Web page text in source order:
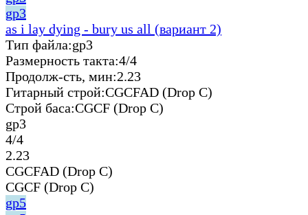
gp3
as i lay dying - bury us all (вариант 2)
Тип файла:gp3
Размерность такта:4/4
Продолж-сть, мин:2.23
Гитарный строй:CGCFAD (Drop C)
Строй баса:CGCF (Drop C)
gp3
4/4
2.23
CGCFAD (Drop C)
CGCF (Drop C)
gp5